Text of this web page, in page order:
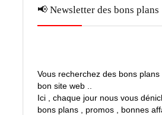
📢 Newsletter des bons plans
Vous recherchez des bons
bon site web ..
Ici , chaque jour nous vous
bons plans , promos , bonnes